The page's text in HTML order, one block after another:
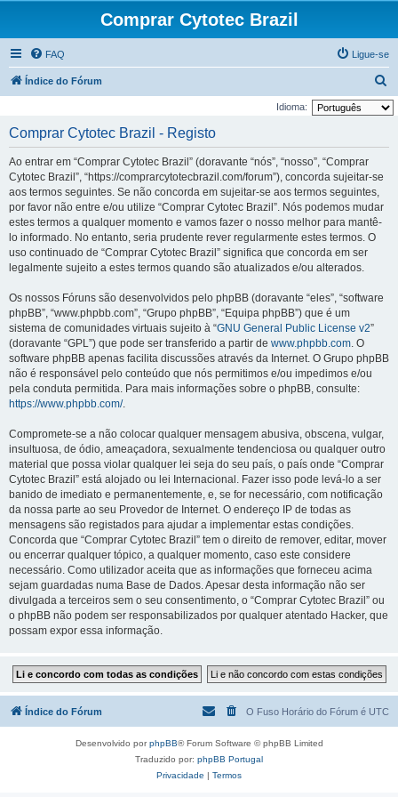
Comprar Cytotec Brazil
FAQ Ligue-se
Índice do Fórum
e
Idioma:
Comprar Cytotec Brazil - Registo
Ao entrar em “Comprar Cytotec Brazil” (doravante “nós”, “nosso”, “Comprar
Cytotec Brazil”, “https://comprarcytotecbrazil.com/forum”), concorda sujeitar-se
aos termos seguintes. Se não concorda em sujeitar-se aos termos seguintes,
por favor não entre e/ou utilize “Comprar Cytotec Brazil”. Nós podemos mudar
estes termos a qualquer momento e vamos fazer o nosso melhor para mantê-
lo informado. No entanto, seria prudente rever regularmente estes termos. O
uso continuado de “Comprar Cytotec Brazil” significa que concorda em ser
legalmente sujeito a estes termos quando são atualizados e/ou alterados.
Os nossos Fóruns são desenvolvidos pelo phpBB (doravante “eles”, “software
phpBB”, “www.phpbb.com”, “Grupo phpBB”, “Equipa phpBB”) que é um
sistema de comunidades virtuais sujeito à “GNU General Public License v2”
(doravante “GPL”) que pode ser transferido a partir de www.phpbb.com. O
software phpBB apenas facilita discussões através da Internet. O Grupo phpBB
não é responsável pelo conteúdo que nós permitimos e/ou impedimos e/ou
pela conduta permitida. Para mais informações sobre o phpBB, consulte:
https://www.phpbb.com/.
Compromete-se a não colocar qualquer mensagem abusiva, obscena, vulgar,
insultuosa, de ódio, ameaçadora, sexualmente tendenciosa ou qualquer outro
material que possa violar qualquer lei seja do seu país, o país onde “Comprar
Cytotec Brazil” está alojado ou lei Internacional. Fazer isso pode levá-lo a ser
banido de imediato e permanentemente, e, se for necessário, com notificação
da nossa parte ao seu Provedor de Internet. O endereço IP de todas as
mensagens são registados para ajudar a implementar estas condições.
Concorda que “Comprar Cytotec Brazil” tem o direito de remover, editar, mover
ou encerrar qualquer tópico, a qualquer momento, caso este considere
necessário. Como utilizador aceita que as informações que forneceu acima
sejam guardadas numa Base de Dados. Apesar desta informação não ser
divulgada a terceiros sem o seu consentimento, o “Comprar Cytotec Brazil” ou
o phpBB não podem ser responsabilizados por qualquer atentado Hacker, que
possam expor essa informação.
Índice do Fórum O Fuso Horário do Fórum é UTC
Desenvolvido porphpBB® Forum Software © phpBB Limited
Traduzido por: phpBB Portugal
Privacidade | Termos